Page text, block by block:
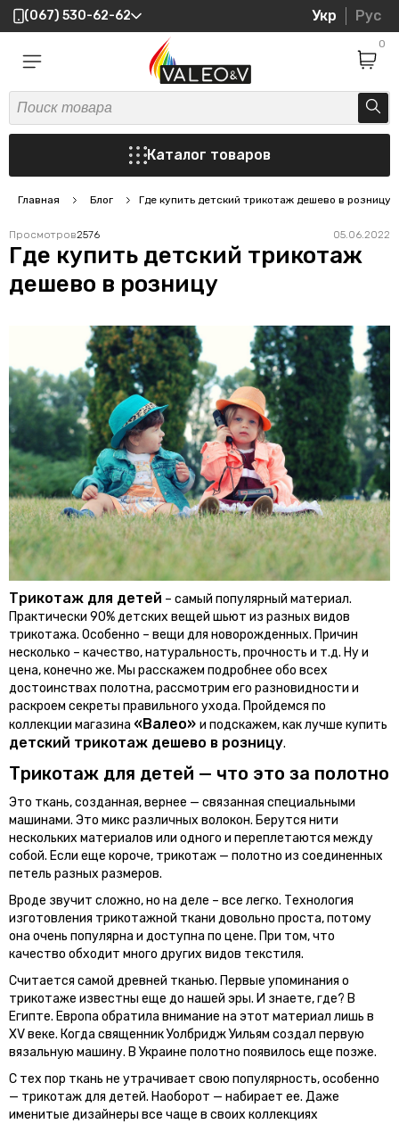
(067) 530-62-62 Укр Рус
0
Каталог товаров
Главная Блог Где купить детский трикотаж дешево в розницу
Просмотров2576 05.06.2022
Где купить детский трикотаж
дешево в розницу
Трикотаж для детей – самый популярный материал.
Практически 90% детских вещей шьют из разных видов
трикотажа. Особенно – вещи для новорожденных. Причин
несколько – качество, натуральность, прочность и т.д. Ну и
цена, конечно же. Мы расскажем подробнее обо всех
достоинствах полотна, рассмотрим его разновидности и
раскроем секреты правильного ухода. Пройдемся по
коллекции магазина «Валео» и подскажем, как лучше купить
детский трикотаж дешево в розницу.
Трикотаж для детей — что это за полотно
Это ткань, созданная, вернее — связанная специальными
машинами. Это микс различных волокон. Берутся нити
нескольких материалов или одного и переплетаются между
собой. Если еще короче, трикотаж — полотно из соединенных
петель разных размеров.
Вроде звучит сложно, но на деле – все легко. Технология
изготовления трикотажной ткани довольно проста, потому
она очень популярна и доступна по цене. При том, что
качество обходит много других видов текстиля.
Считается самой древней тканью. Первые упоминания о
трикотаже известны еще до нашей эры. И знаете, где? В
Египте. Европа обратила внимание на этот материал лишь в
XV веке. Когда священник Уолбридж Уильям создал первую
вязальную машину. В Украине полотно появилось еще позже.
С тех пор ткань не утрачивает свою популярность, особенно
— трикотаж для детей. Наоборот — набирает ее. Даже
именитые дизайнеры все чаще в своих коллекциях